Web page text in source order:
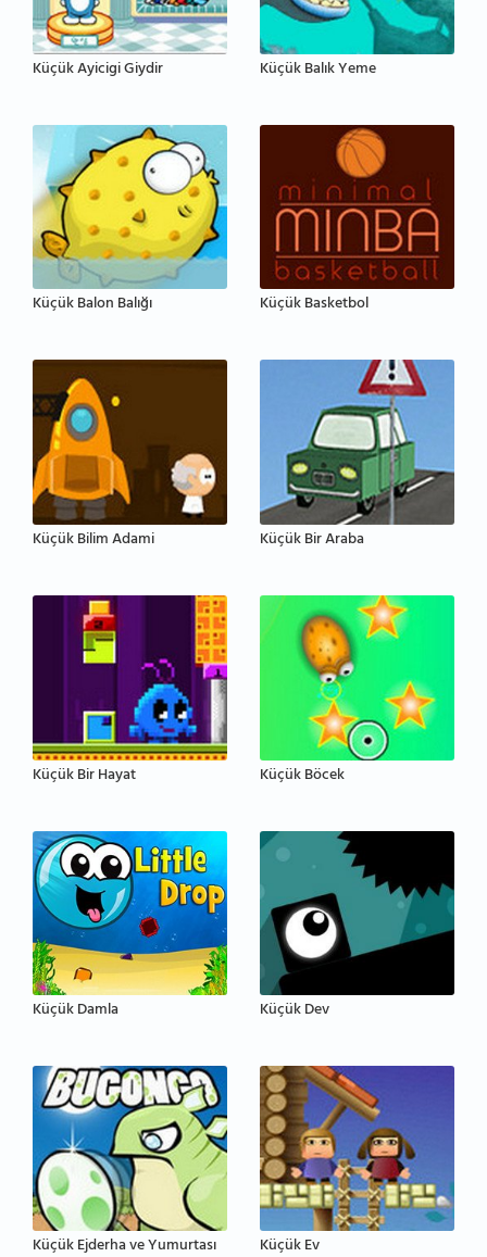
Küçük Ayicigi Giydir Küçük Balık Yeme
Küçük Balon Balığı Küçük Basketbol
Küçük Bilim Adami Küçük Bir Araba
Küçük Bir Hayat Küçük Böcek
Küçük Damla Küçük Dev
Küçük Ejderha ve Yumurtası Küçük Ev